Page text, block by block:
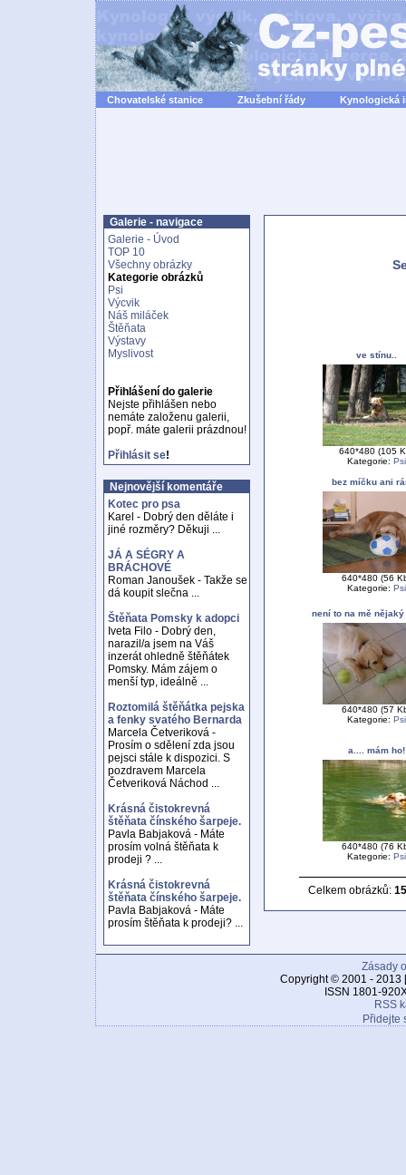
Chovatelské stanice Zkušební řády Kynologická
Galerie - navigace
Galerie - Úvod
TOP 10
Všechny obrázky
Kategorie obrázků
Psi
Výcvik
Náš miláček
Štěňata
Výstavy
Myslivost
Přihlášení do galerie
Nejste přihlášen nebo
nemáte založenu galerii,
popř. máte galerii prázdnou!
Přihlásit se!
Nejnovější komentáře
Kotec pro psa
Karel - Dobrý den děláte i
jiné rozměry? Děkuji ...
JÁ A SÉGRY A
BRÁCHOVÉ
Roman Janoušek - Takže se
dá koupit slečna ...
Štěňata Pomsky k adopci
Iveta Filo - Dobrý den,
narazil/a jsem na Váš
inzerát ohledně štěňátek
Pomsky. Mám zájem o
menší typ, ideálně ...
Roztomilá štěňátka pejska
a fenky svatého Bernarda
Marcela Četveriková -
Prosím o sdělení zda jsou
pejsci stále k dispozici. S
pozdravem Marcela
Četveriková Náchod ...
Krásná čistokrevná
štěňata čínského šarpeje.
Pavla Babjaková - Máte
prosím volná štěňata k
prodeji ? ...
Krásná čistokrevná
štěňata čínského šarpeje.
Pavla Babjaková - Máte
prosím štěňata k prodeji? ...
ve stínu..
640*480 (105
Kategorie: Psi
bez míčku ani
640*480 (56
Kategorie: Psi
není to na mě
640*480 (57
Kategorie: Psi
a.... mám ho!
640*480 (76
Kategorie: Psi
Celkem obrázků: 15
Zásady
Copyright © 2001 - 2013
ISSN 1801-
RSS
Přidejte